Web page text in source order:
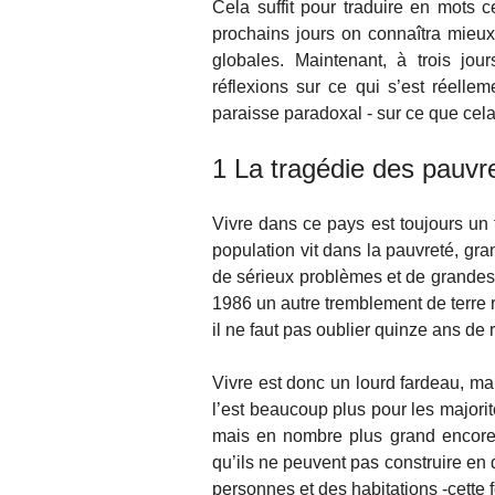
Cela suffit pour traduire en mots
prochains jours on connaîtra
globales. Maintenant, à trois
réflexions sur ce qui s’est
paraisse paradoxal - sur ce que
1 La tragédie des
Vivre dans ce pays est toujours
population vit dans la pauvreté,
de sérieux problèmes et de
1986 un autre tremblement de terre
il ne faut pas oublier quinze ans de
Vivre est donc un lourd fardeau,
l’est beaucoup plus pour les
mais en nombre plus grand
qu’ils ne peuvent pas construire
personnes et des habitations -